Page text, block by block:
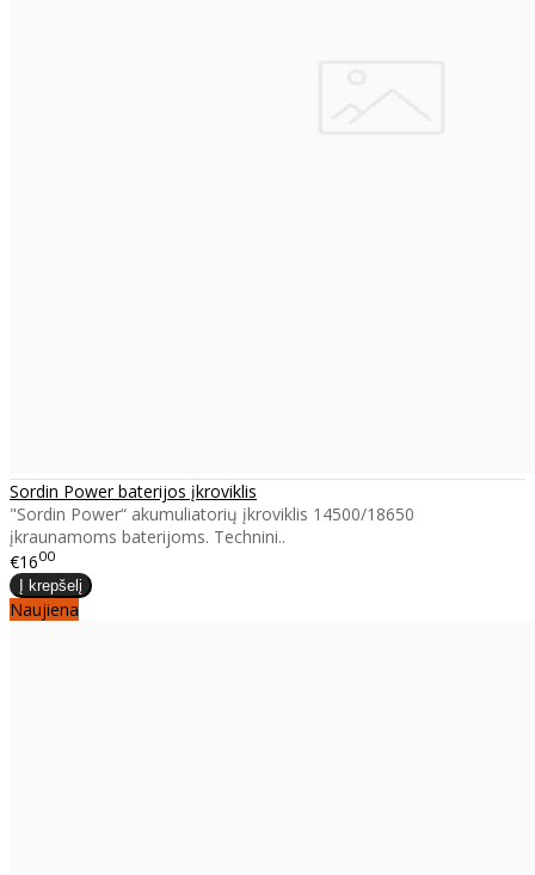
Sordin Power baterijos įkroviklis
"Sordin Power“ akumuliatorių įkroviklis 14500/18650
įkraunamoms baterijoms. Technini..
€1600
Naujiena